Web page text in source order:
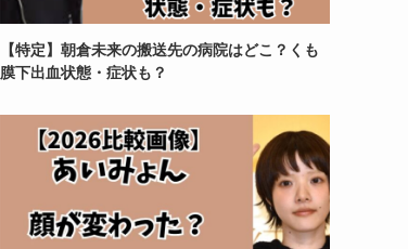
【特定】朝倉未来の搬送先の病院はどこ？くも
膜下出血状態・症状も？